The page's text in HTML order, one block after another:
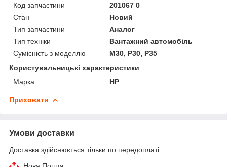
Код запчастини
201067 0
Стан
Новий
Тип запчастини
Аналог
Тип техніки
Вантажний автомобіль
Сумісність з моделлю
M30, P30, P35
Користувальницькі характеристики
Марка
HP
Приховати
Умови доставки
Доставка здійснюється тільки по передоплаті.